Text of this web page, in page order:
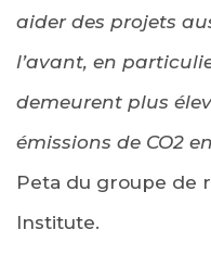
aider des projets
l’avant, en
demeurent plus
émissions de CO2
Peta du groupe de
Institute.